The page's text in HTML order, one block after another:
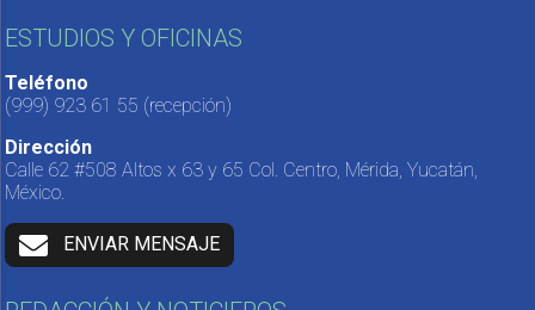
ESTUDIOS Y OFICINAS
Teléfono
(999) 923 61 55 (recepción)
Dirección
Calle 62 #508 Altos x 63 y 65 Col. Centro, Mérida, Yucatán,
México.
ENVIAR MENSAJE